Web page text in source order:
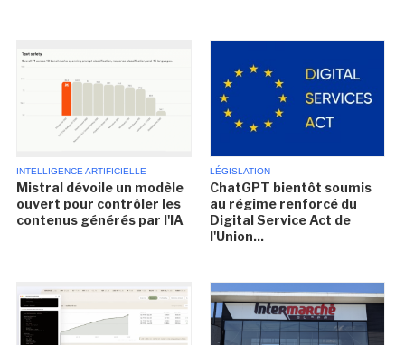
INTELLIGENCE ARTIFICIELLE
Mistral dévoile un modèle
ouvert pour contrôler les
contenus générés par l'IA
LÉGISLATION
ChatGPT bientôt soumis
au régime renforcé du
Digital Service Act de
l'Union...